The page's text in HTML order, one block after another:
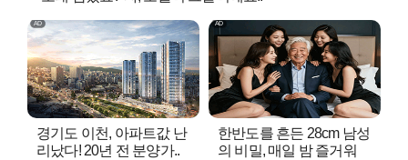
경기도 이천, 아파트값 난
리났다! 20년 전 분양가..
한반도를 흔든 28cm 남성
의 비밀, 매일 밤 즐거워